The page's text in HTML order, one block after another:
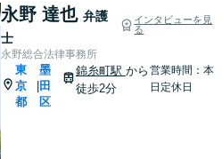
永野 達也 弁護
士
インタビューを見
る
永野総合法律事務所
東
京
都
墨
田
区
錦糸町駅 から
徒歩2分
営業時間：本
日定休日